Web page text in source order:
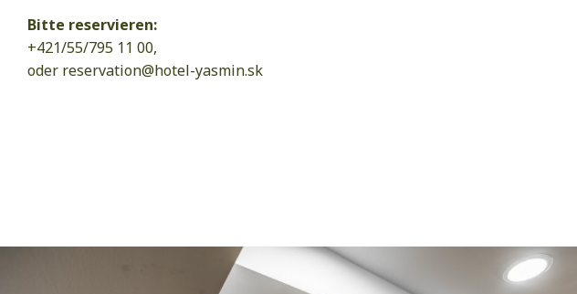
Bitte reservieren:
+421/55/795 11 00,
oder reservation@hotel-yasmin.sk